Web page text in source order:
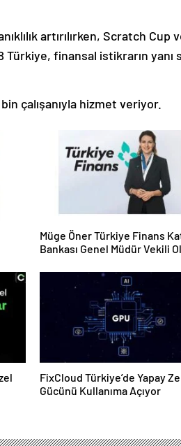
artırılırken, Scratch Cup
finansal istikrarın yanı
çalışanıyla hizmet veriyor.
Müge Öner Türkiye Finans
Bankası Genel Müdür Vekili
FixCloud Türkiye’de Yapay
Gücünü Kullanıma Açıyor